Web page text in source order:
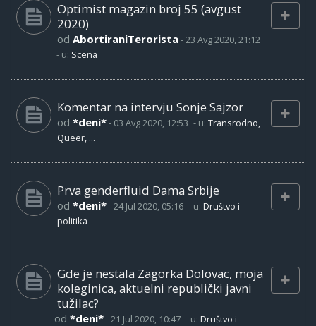
Optimist magazin broj 55 (avgust
2020)
od AbortiraniTerorista-23 Avg 2020, 21:12
- u: Scena
Komentar na intervju Sonje Sajzor
od *deni*- 03 Avg 2020, 12:53 - u: Transrodno,
Queer, ...
Prva genderfluid Dama Srbije
od *deni*-24 Jul 2020, 05:16 - u: Društvo i
politika
Gde je nestala Zagorka Dolovac, moja
koleginica, aktuelni republički javni
tužilac?
od *deni*-21 Jul 2020, 10:47 - u: Društvo i